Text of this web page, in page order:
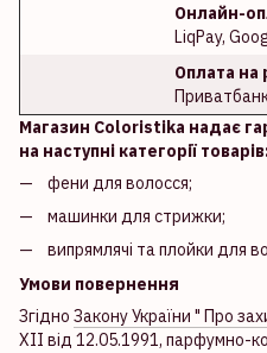
Онлайн-
LiqPay,
Оплата на
Магазин Coloristika надає
на наступні категорії
фени для волосся;
машинки для стрижки;
випрямлячі та плойки для
Умови повернення
Згідно Закону України " Про
XII від 12.05.1991, парфумно-